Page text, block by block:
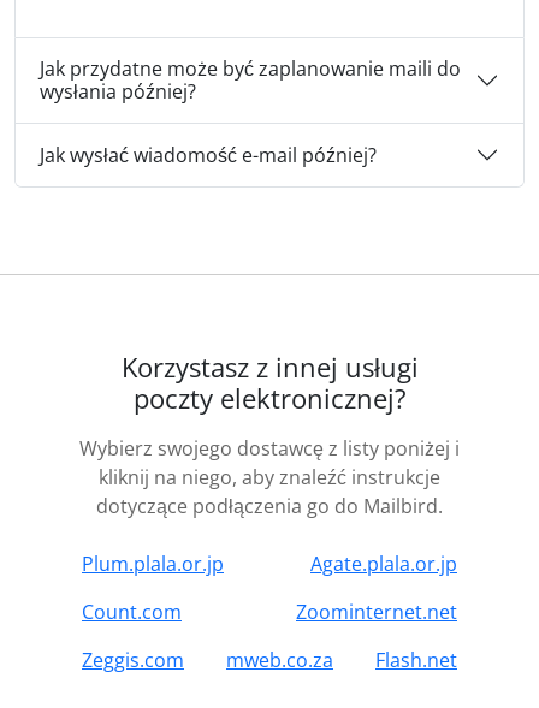
Jak przydatne może być zaplanowanie maili do
wysłania później?
Jak wysłać wiadomość e-mail później?
Korzystasz z innej usługi
poczty elektronicznej?
Wybierz swojego dostawcę z listy poniżej i
kliknij na niego, aby znaleźć instrukcje
dotyczące podłączenia go do Mailbird.
Plum.plala.or.jp
Agate.plala.or.jp
Count.com
Zoominternet.net
Zeggis.com
mweb.co.za Flash.net